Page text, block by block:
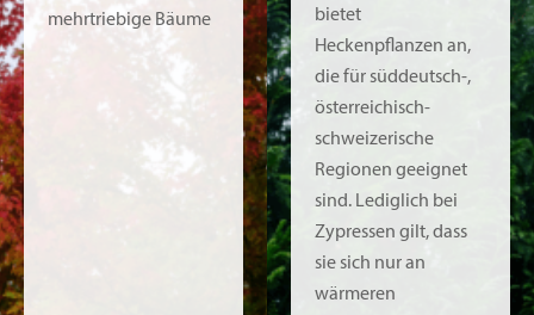
mehrtriebige Bäume
bietet
Heckenpflanzen an,
die für süddeutsch-,
österreichisch-
schweizerische
Regionen geeignet
sind. Lediglich bei
Zypressen gilt, dass
sie sich nur an
wärmeren